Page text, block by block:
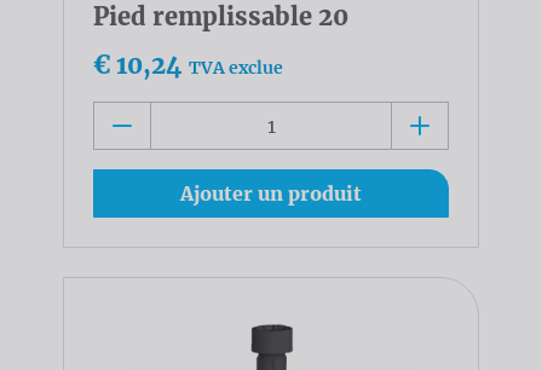
Pied remplissable 20
€ 10,24 TVA exclue
Ajouter un produit